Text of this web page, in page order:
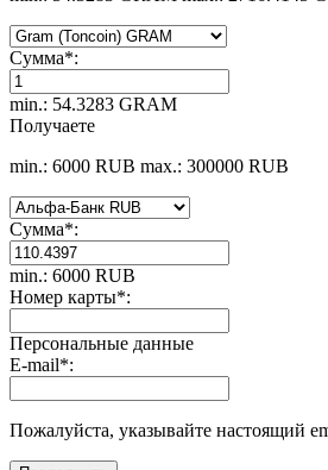
Сумма*:
min.: 54.3283 GRAM
Получаете
min.: 6000 RUB max.: 300000 RUB
Сумма*:
min.: 6000 RUB
Номер карты*:
Персональные данные
E-mail*:
Пожалуйста, указывайте настоящий